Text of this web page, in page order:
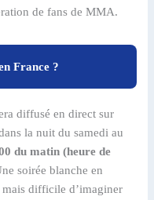
de fans de MMA.
France ?
diffusé en direct sur
la nuit du samedi au
du matin (heure de
soirée blanche en
difficile d’imaginer